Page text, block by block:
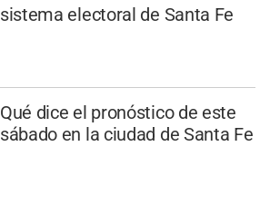
sistema electoral de Santa Fe
Qué dice el pronóstico de este
sábado en la ciudad de Santa Fe